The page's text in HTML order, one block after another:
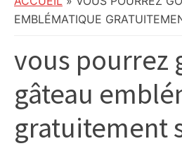
info
société,
culture,
politique,
faits
EMBLÉMATIQUE
vous pourrez
gâteau
gratuitement